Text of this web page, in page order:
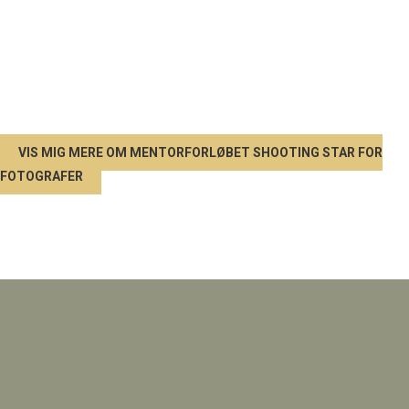
VIS MIG MERE OM MENTORFORLØBET SHOOTING STAR FOR
FOTOGRAFER